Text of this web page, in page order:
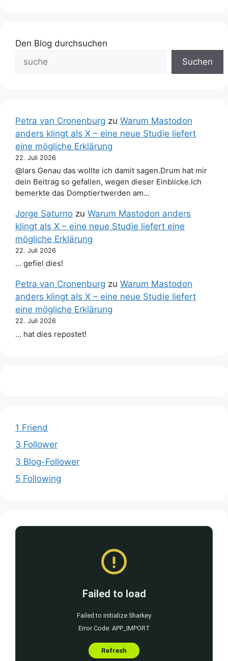
Den Blog durchsuchen
Suchen
Petra van Cronenburg zu Warum Mastodon
anders klingt als X – eine neue Studie liefert
eine mögliche Erklärung
22. Juli 2026
@lars Genau das wollte ich damit sagen.Drum hat mir
dein Beitrag so gefallen, wegen dieser Einblicke.Ich
bemerkte das Domptiertwerden am…
Jorge Saturno zu Warum Mastodon anders
klingt als X – eine neue Studie liefert eine
mögliche Erklärung
22. Juli 2026
… gefiel dies!
Petra van Cronenburg zu Warum Mastodon
anders klingt als X – eine neue Studie liefert
eine mögliche Erklärung
22. Juli 2026
… hat dies repostet!
1 Friend
3 Follower
3 Blog-Follower
5 Following